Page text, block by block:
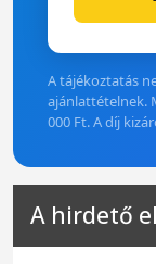
A tájékoztatás
ajánlattételnek.
000 Ft. A díj
A hirdető